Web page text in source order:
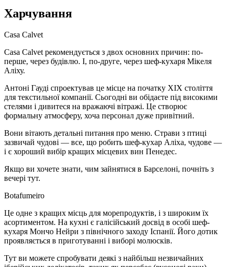
Харчування
Casa Calvet
Casa Calvet рекомендується з двох основних причин: по-
перше, через будівлю. І, по-друге, через шеф-кухаря Мікеля
Аліху.
Антоні Гауді спроектував це місце на початку XIX століття
для текстильної компанії. Сьогодні ви обідаєте під високими
стелями і дивитеся на вражаючі вітражі. Це створює
формальну атмосферу, хоча персонал дуже привітний.
Вони вітають детальні питання про меню. Страви з птиці
зазвичай чудові — все, що робить шеф-кухар Аліха, чудове —
і є хороший вибір кращих місцевих вин Пенедес.
Якщо ви хочете знати, чим зайнятися в Барселоні, почніть з
вечері тут.
Botafumeiro
Це одне з кращих місць для морепродуктів, і з широким їх
асортиментом. На кухні є галісійський досвід в особі шеф-
кухаря Мончо Нейри з північного заходу Іспанії. Його дотик
проявляється в приготуванні і виборі молюсків.
Тут ви можете спробувати деякі з найбільш незвичайних